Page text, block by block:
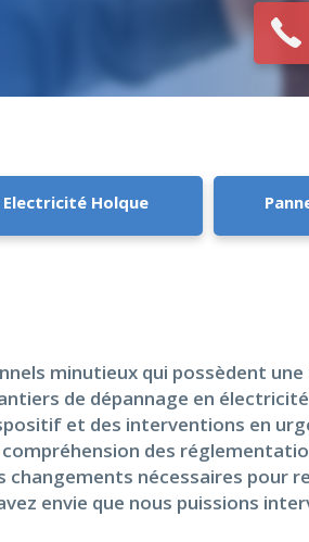
Electricité Holque
minutieux qui possèdent
de dépannage en
et des interventions en
des
nécessaires pour
envie que nous puissions